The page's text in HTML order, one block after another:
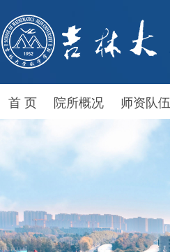
首 页 院所概况 师资队伍